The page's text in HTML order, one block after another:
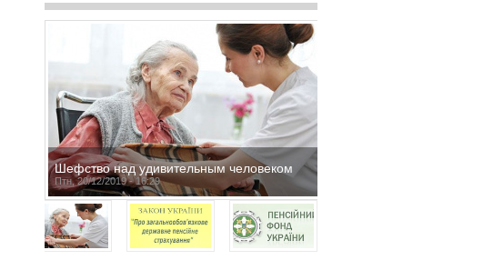
Шефство над удивительным человеком
Птн, 20/12/2019 - 16:29